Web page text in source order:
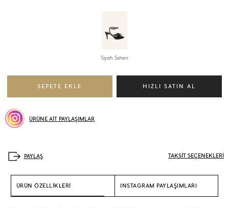
Siyah Saten
ÜRÜNE AİT PAYLAŞIMLAR
TAKSİT SEÇENEKLERİ
ÜRÜN ÖZELLİKLERİ INSTAGRAM PAYLAŞIMLARI